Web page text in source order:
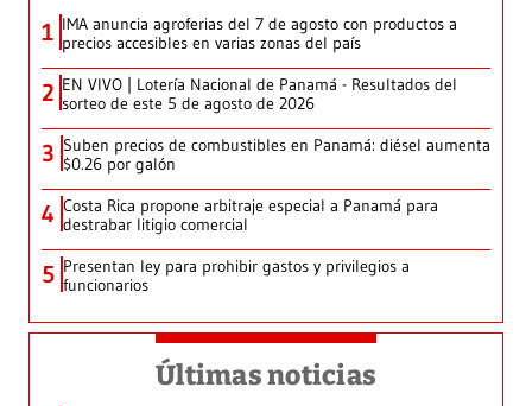
1 IMA anuncia agroferias del 7 de agosto con productos a
precios accesibles en varias zonas del país
2 EN VIVO | Lotería Nacional de Panamá - Resultados del
sorteo de este 5 de agosto de 2026
3 Suben precios de combustibles en Panamá: diésel aumenta
$0.26 por galón
4 Costa Rica propone arbitraje especial a Panamá para
destrabar litigio comercial
5 Presentan ley para prohibir gastos y privilegios a
funcionarios
Últimas noticias